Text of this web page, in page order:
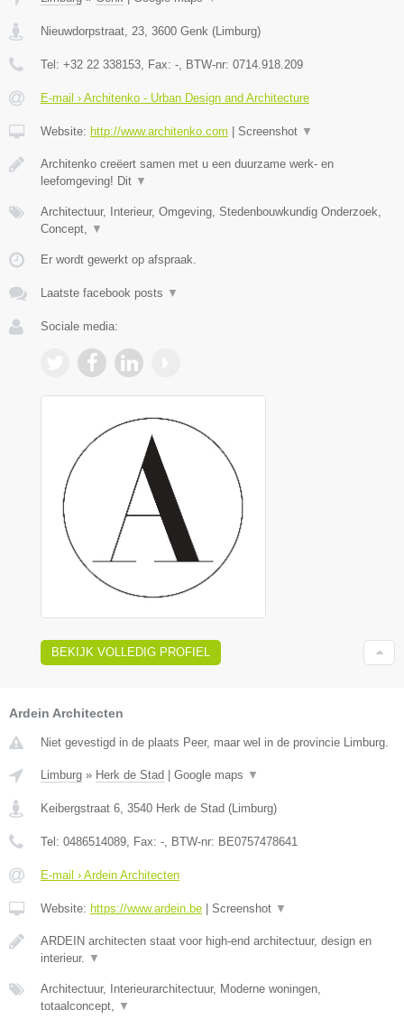
Nieuwdorpstraat, 23, 3600 Genk (Limburg)
Tel: +32 22 338153, Fax: -, BTW-nr: 0714.918.209
E-mail › Architenko - Urban Design and Architecture
Website: http://www.architenko.com Screenshot ▼
Architenko creëert samen met u een duurzame werk- en
leefomgeving! Dit ▼
Architectuur, Interieur, Omgeving, Stedenbouwkundig Onderzoek,
Concept, ▼
Er wordt gewerkt op afspraak.
Laatste facebook posts ▼
Sociale media:
BEKIJK VOLLEDIG PROFIEL
Ardein Architecten
Niet gevestigd in de plaats Peer, maar wel in de provincie Limburg.
Limburg » Herk de Stad Google maps ▼
Keibergstraat 6, 3540 Herk de Stad (Limburg)
Tel: 0486514089, Fax: -, BTW-nr: BE0757478641
E-mail › Ardein Architecten
Website: https://www.ardein.be Screenshot ▼
ARDEIN architecten staat voor high-end architectuur, design en
interieur. ▼
Architectuur, Interieurarchitectuur, Moderne woningen,
totaalconcept, ▼